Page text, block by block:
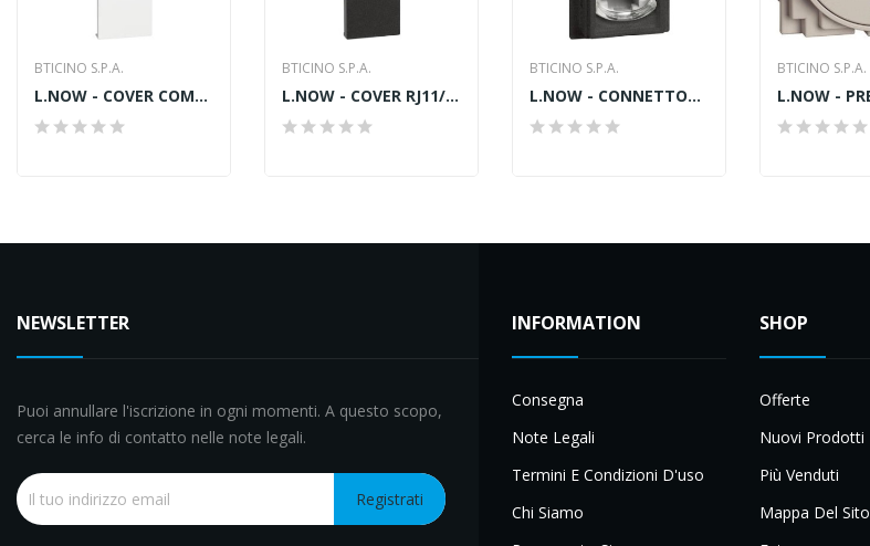
BTICINO S.P.A.
L.NOW - COVER COMANDO 1 MOD. BIANCO
BTICINO S.P.A.
L.NOW - COVER RJ11/45-LAMP.-HCINE 1M NERA
BTICINO S.P.A.
L.NOW - CONNETTORE RJ11 (4/6) K10 NERO
BTICINO S.P.A.
NEWSLETTER
Puoi annullare l'iscrizione in ogni momenti. A questo scopo,
cerca le info di contatto nelle note legali.
INFORMATION
Consegna
Note Legali
Termini E Condizioni D'uso
Chi Siamo
SHOP
Offerte
Nuovi Prodotti
Più Venduti
Mappa Del Sito